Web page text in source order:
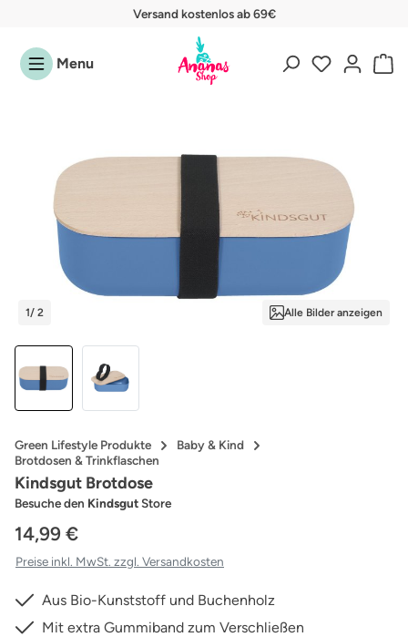
Zum Hauptinhalt springenVersand kostenlos ab 69€
Menu
1/ 2 Alle Bilder anzeigen
Green Lifestyle Produkte
Baby & Kind
Brotdosen & Trinkflaschen
Kindsgut Brotdose
Besuche den KindsgutStore
14,99 €
Preise inkl. MwSt. zzgl. Versandkosten
Aus Bio-Kunststoff und Buchenholz
Mit extra Gummiband zum Verschließen